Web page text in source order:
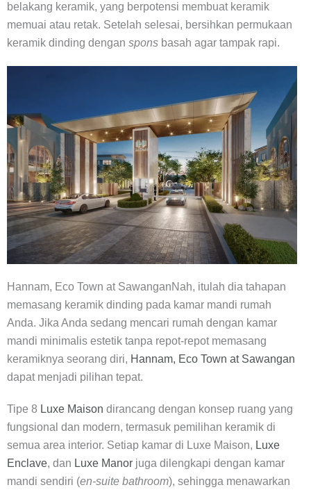
belakang keramik, yang berpotensi membuat keramik
memuai atau retak. Setelah selesai, bersihkan permukaan
keramik dinding dengan spons basah agar tampak rapi.
Hannam, Eco Town at SawanganNah, itulah dia tahapan
memasang keramik dinding pada kamar mandi rumah
Anda. Jika Anda sedang mencari rumah dengan kamar
mandi minimalis estetik tanpa repot-repot memasang
keramiknya seorang diri, Hannam, Eco Town at Sawangan
dapat menjadi pilihan tepat.
Tipe 8 Luxe Maison dirancang dengan konsep ruang yang
fungsional dan modern, termasuk pemilihan keramik di
semua area interior. Setiap kamar di Luxe Maison, Luxe
Enclave, dan Luxe Manor juga dilengkapi dengan kamar
mandi sendiri (en-suite bathroom), sehingga menawarkan